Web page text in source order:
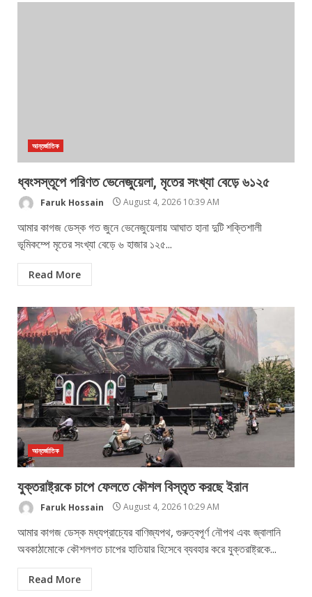
আন্তর্জাতিক
ধ্বংসস্তূপে পরিণত ভেনেজুয়েলা, মৃতের সংখ্যা বেড়ে ৬১২৫
Faruk Hossain August 4, 2026 10:39 AM
আমার কাগজ ডেস্ক গত জুনে ভেনেজুয়েলায় আঘাত হানা দুটি শক্তিশালী
ভূমিকম্পে মৃতের সংখ্যা বেড়ে ৬ হাজার ১২৫...
Read More
আন্তর্জাতিক
যুক্তরাষ্ট্রকে চাপে ফেলতে কৌশল বিস্তৃত করছে ইরান
Faruk Hossain August 4, 2026 10:29 AM
আমার কাগজ ডেস্ক মধ্যপ্রাচ্যের বাণিজ্যপথ, গুরুত্বপূর্ণ নৌপথ এবং জ্বালানি
অবকাঠামোকে কৌশলগত চাপের হাতিয়ার হিসেবে ব্যবহার করে যুক্তরাষ্ট্রকে...
Read More